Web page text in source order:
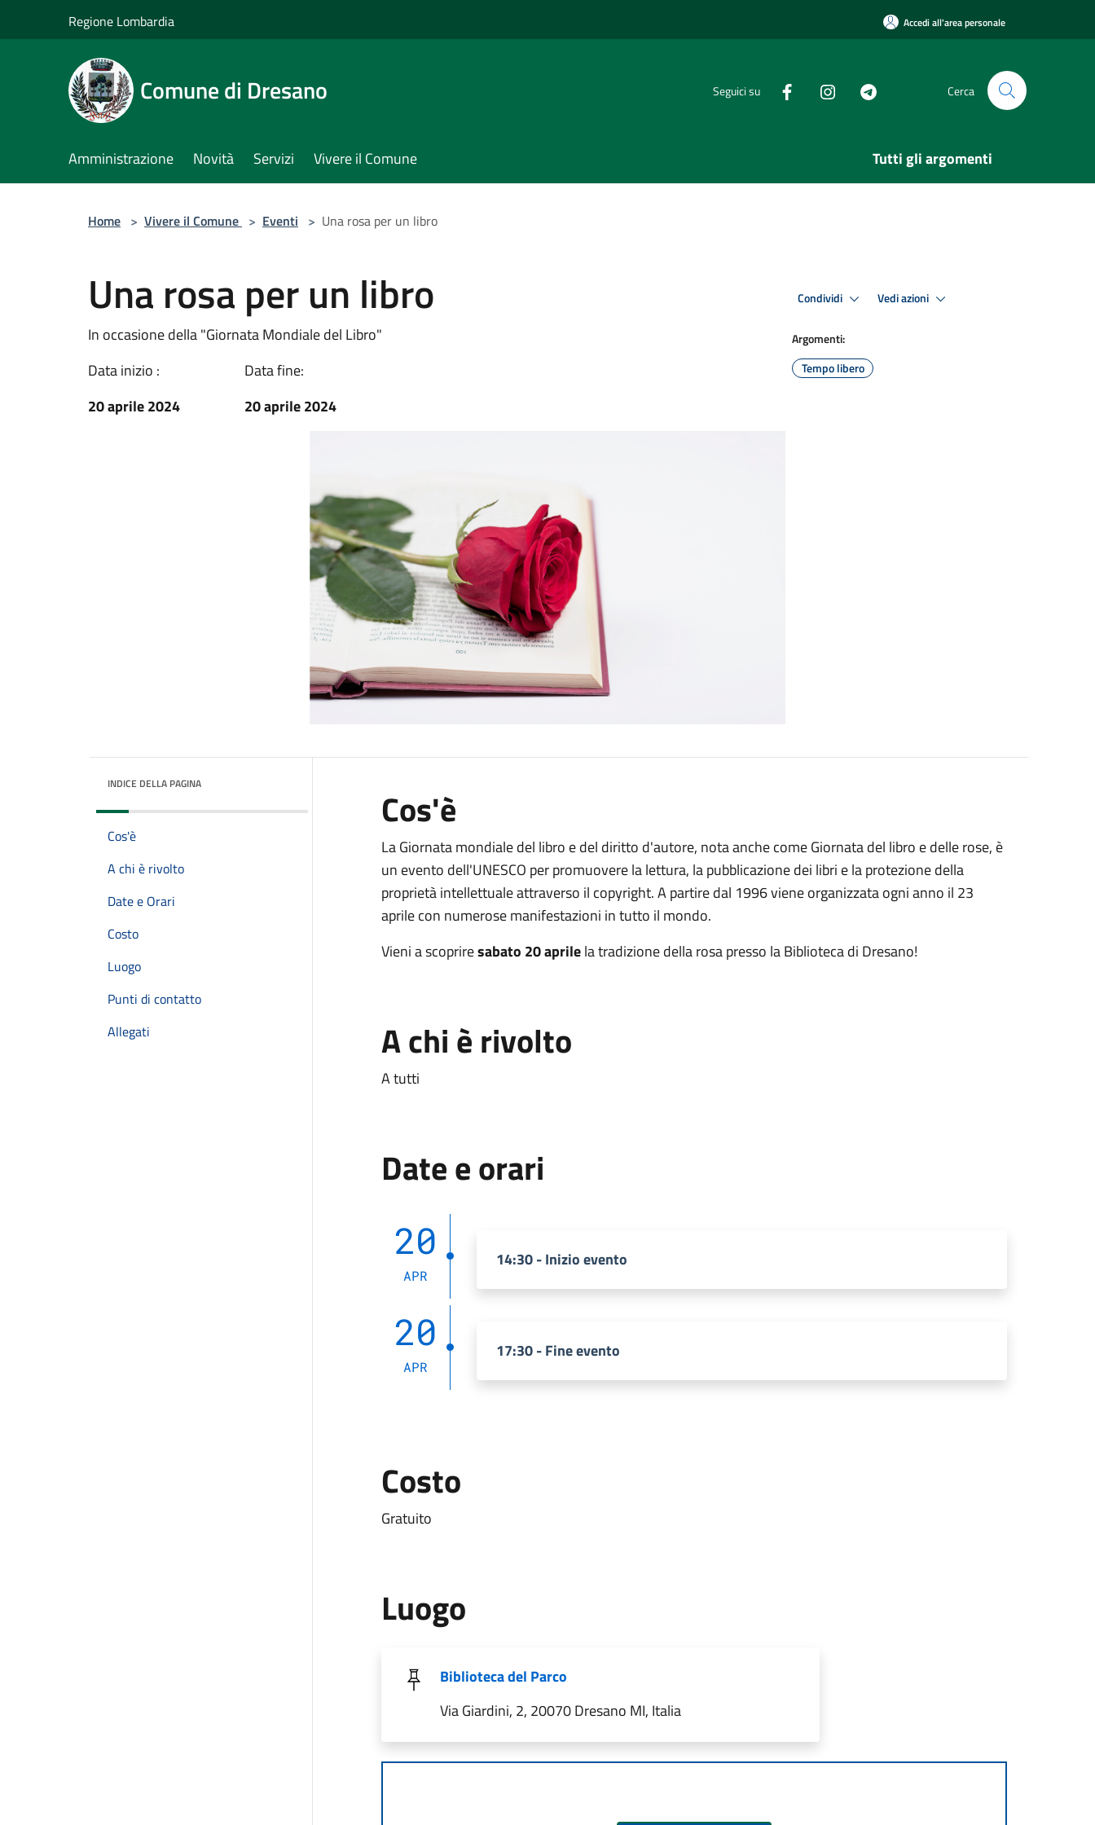
Regione Lombardia Accedi all'area personale
Comune di Dresano Seguici su Cerca
Amministrazione Novità Servizi Vivere il Comune Tutti gli argomenti
Home > Vivere il Comune > Eventi > Una rosa per un libro
Una rosa per un libro
In occasione della "Giornata Mondiale del Libro"
Data inizio :
20 aprile 2024
Data fine:
20 aprile 2024
Condividi Vedi azioni
Argomenti:
Tempo libero
INDICE DELLA PAGINA
Cos'è
A chi è rivolto
Date e Orari
Costo
Luogo
Punti di contatto
Allegati
Cos'è
La Giornata mondiale del libro e del diritto d'autore, nota anche come Giornata del libro e delle rose, è
un evento dell'UNESCO per promuovere la lettura, la pubblicazione dei libri e la protezione della
proprietà intellettuale attraverso il copyright. A partire dal 1996 viene organizzata ogni anno il 23
aprile con numerose manifestazioni in tutto il mondo.
Vieni a scopriresabato 20 aprilela tradizione della rosa presso la Biblioteca di Dresano!
A chi è rivolto
A tutti
Date e orari
20
APR
14:30 - Inizio evento
20
APR
17:30 - Fine evento
Costo
Gratuito
Luogo
Biblioteca del Parco
Via Giardini, 2, 20070 Dresano MI, Italia